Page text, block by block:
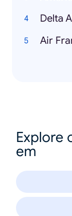
Delta
Air
Explore
em